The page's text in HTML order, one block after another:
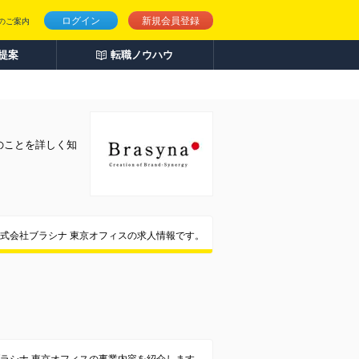
ログイン 新規会員登録
ご案内
案 転職ノウハウ
とを詳しく知
会社ブラシナ 東京オフィスの求人情報です。